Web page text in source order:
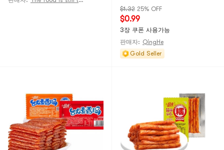
$1.32 25% OFF
$0.99
3장 쿠폰 사용가능
판매자: QingHe
Gold Seller